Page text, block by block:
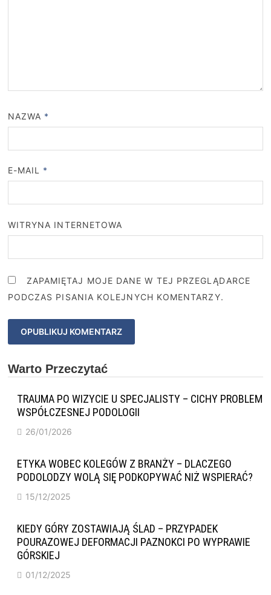
NAZWA *
E-MAIL *
WITRYNA INTERNETOWA
ZAPAMIĘTAJ MOJE DANE W TEJ PRZEGLĄDARCE
PODCZAS PISANIA KOLEJNYCH KOMENTARZY.
Warto Przeczytać
TRAUMA PO WIZYCIE U SPECJALISTY – CICHY PROBLEM
WSPÓŁCZESNEJ PODOLOGII
26/01/2026
ETYKA WOBEC KOLEGÓW Z BRANŻY – DLACZEGO
PODOLODZY WOLĄ SIĘ PODKOPYWAĆ NIŻ WSPIERAĆ?
15/12/2025
KIEDY GÓRY ZOSTAWIAJĄ ŚLAD – PRZYPADEK
POURAZOWEJ DEFORMACJI PAZNOKCI PO WYPRAWIE
GÓRSKIEJ
01/12/2025